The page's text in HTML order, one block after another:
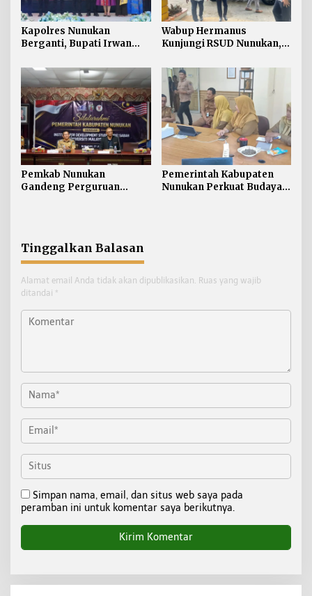
Kapolres Nunukan
Berganti, Bupati Irwan
Jaga Stabilitas Wilayah
Perbatasan
Wabup Hermanus
Kunjungi RSUD Nunukan,
Pelayanan Kesehatan
Pemkab Nunukan
Gandeng Perguruan
Pemerintah Kabupaten
Nunukan Perkuat Budaya
Tinggalkan Balasan
Alamat email Anda tidak akan dipublikasikan. Ruas yang wajib
ditandai *
Simpan nama, email, dan situs web saya pada
peramban ini untuk komentar saya berikutnya.